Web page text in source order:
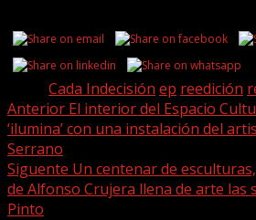
Cada Indecisión ep reedición
Post
navigation
Anterior El interior del Espacio
‘ilumina’ con una instalación del
Serrano
Siguente Un centenar de
de Alfonso Crujera llena de arte las
Pinto